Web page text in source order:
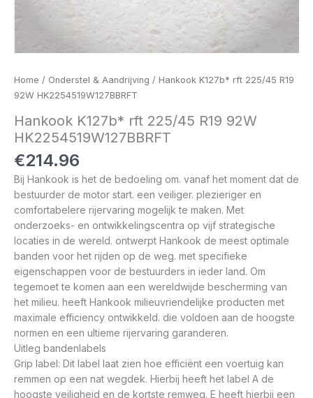
Home / Onderstel & Aandrijving / Hankook K127b* rft 225/45 R19
92W HK2254519W127BBRFT
Hankook K127b* rft 225/45 R19 92W
HK2254519W127BBRFT
€214.96
Bij Hankook is het de bedoeling om. vanaf het moment dat de
bestuurder de motor start. een veiliger. plezieriger en
comfortabelere rijervaring mogelijk te maken. Met
onderzoeks- en ontwikkelingscentra op vijf strategische
locaties in de wereld. ontwerpt Hankook de meest optimale
banden voor het rijden op de weg. met specifieke
eigenschappen voor de bestuurders in ieder land. Om
tegemoet te komen aan een wereldwijde bescherming van
het milieu. heeft Hankook milieuvriendelijke producten met
maximale efficiency ontwikkeld. die voldoen aan de hoogste
normen en een ultieme rijervaring garanderen.
Uitleg bandenlabels
Grip label: Dit label laat zien hoe efficiënt een voertuig kan
remmen op een nat wegdek. Hierbij heeft het label A de
hoogste veiligheid en de kortste remweg. E heeft hierbij een